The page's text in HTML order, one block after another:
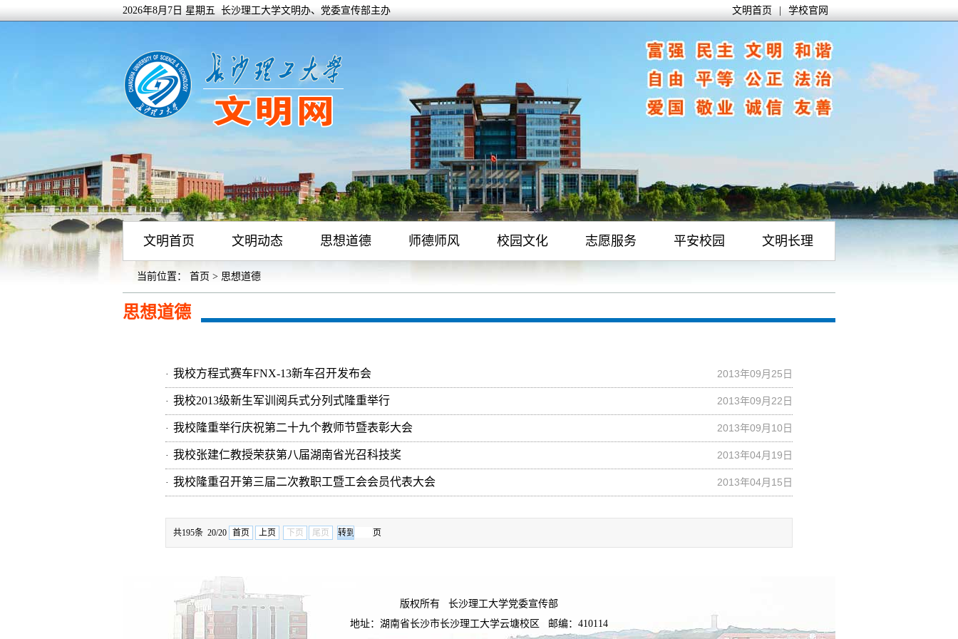
2026年8月7日 星期五 长沙理工大学文明办、党委宣传部主办 文明首页 学校官网
文明首页 文明动态 思想道德 师德师风 校园文化 志愿服务 平安校园 文明长理
当前位置： 首页 > 思想道德
思想道德
2013年09月25日
· 我校方程式赛车FNX-13新车召开发布会
2013年09月22日
· 我校2013级新生军训阅兵式分列式隆重举行
2013年09月10日
· 我校隆重举行庆祝第二十九个教师节暨表彰大会
2013年04月19日
· 我校张建仁教授荣获第八届湖南省光召科技奖
2013年04月15日
· 我校隆重召开第三届二次教职工暨工会会员代表大会
共195条 20/20 首页 上页 下页 尾页 页
版权所有 长沙理工大学党委宣传部
地址：湖南省长沙市长沙理工大学云塘校区 邮编：410114